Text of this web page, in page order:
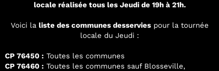
locale réalisée tous les Jeudi de 19h à 21h.
Voici la liste des communes desserviespour la tournée
locale du Jeudi :
CP 76450 : Toutes les communes
CP 76460 : Toutes les communes sauf Blosseville,